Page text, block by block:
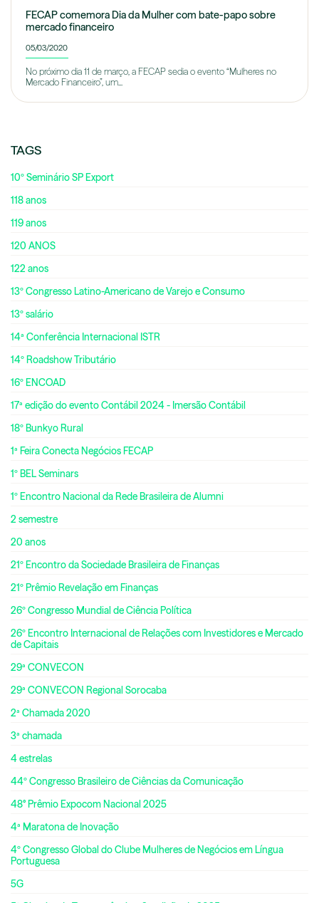
FECAP comemora Dia da Mulher com bate-papo sobre
mercado financeiro
05/03/2020
No próximo dia 11 de março, a FECAP sedia o evento “Mulheres no
Mercado Financeiro”, um...
TAGS
10º Seminário SP Export
118 anos
119 anos
120 ANOS
122 anos
13º Congresso Latino-Americano de Varejo e Consumo
13º salário
14ª Conferência Internacional ISTR
14º Roadshow Tributário
16º ENCOAD
17ª edição do evento Contábil 2024 - Imersão Contábil
18º Bunkyo Rural
1ª Feira Conecta Negócios FECAP
1º BEL Seminars
1º Encontro Nacional da Rede Brasileira de Alumni
2 semestre
20 anos
21º Encontro da Sociedade Brasileira de Finanças
21º Prêmio Revelação em Finanças
26º Congresso Mundial de Ciência Política
26º Encontro Internacional de Relações com Investidores e Mercado
de Capitais
29ª CONVECON
29ª CONVECON Regional Sorocaba
2ª Chamada 2020
3ª chamada
4 estrelas
44º Congresso Brasileiro de Ciências da Comunicação
48° Prêmio Expocom Nacional 2025
4ª Maratona de Inovação
4º Congresso Global do Clube Mulheres de Negócios em Língua
Portuguesa
5G